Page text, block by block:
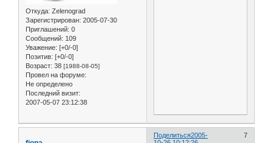
Откуда: Zelenograd
Зарегистрирован: 2005-07-30
Приглашений: 0
Сообщений: 109
Уважение: [+0/-0]
Позитив: [+0/-0]
Возраст: 38 [1988-08-05]
Провел на форуме:
Не определено
Последний визит:
2007-05-07 23:12:38
Поделиться 7
2005-